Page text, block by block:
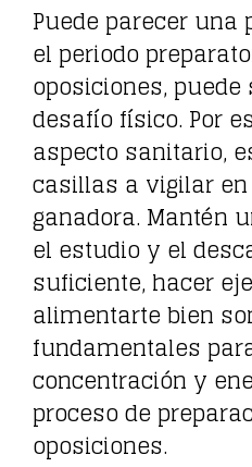
Puede parecer una
el periodo
oposiciones,
desafío físico. Por
aspecto sanitario,
casillas a vigilar
ganadora. Mantén
el estudio y el
suficiente, hacer
alimentarte bien
fundamentales
concentración y
proceso de
oposiciones.